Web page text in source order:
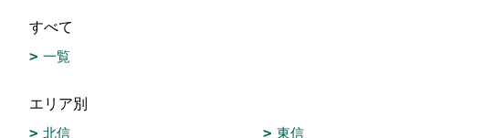
すべて
一覧
エリア別
北信
東信